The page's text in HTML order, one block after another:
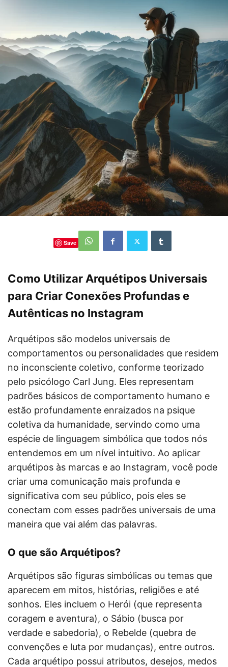
Save
Como Utilizar Arquétipos Universais
para Criar Conexões Profundas e
Autênticas no Instagram
Arquétipos são modelos universais de
comportamentos ou personalidades que residem
no inconsciente coletivo, conforme teorizado
pelo psicólogo Carl Jung. Eles representam
padrões básicos de comportamento humano e
estão profundamente enraizados na psique
coletiva da humanidade, servindo como uma
espécie de linguagem simbólica que todos nós
entendemos em um nível intuitivo. Ao aplicar
arquétipos às marcas e ao Instagram, você pode
criar uma comunicação mais profunda e
significativa com seu público, pois eles se
conectam com esses padrões universais de uma
maneira que vai além das palavras.
O que são Arquétipos?
Arquétipos são figuras simbólicas ou temas que
aparecem em mitos, histórias, religiões e até
sonhos. Eles incluem o Herói (que representa
coragem e aventura), o Sábio (busca por
verdade e sabedoria), o Rebelde (quebra de
convenções e luta por mudanças), entre outros.
Cada arquétipo possui atributos, desejos, medos